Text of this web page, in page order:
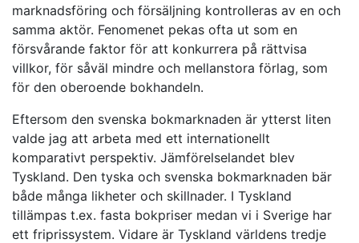
marknadsföring och försäljning kontrolleras av en och
samma aktör. Fenomenet pekas ofta ut som en
försvårande faktor för att konkurrera på rättvisa
villkor, för såväl mindre och mellanstora förlag, som
för den oberoende bokhandeln.
Eftersom den svenska bokmarknaden är ytterst liten
valde jag att arbeta med ett internationellt
komparativt perspektiv. Jämförelselandet blev
Tyskland. Den tyska och svenska bokmarknaden bär
både många likheter och skillnader. I Tyskland
tillämpas t.ex. fasta bokpriser medan vi i Sverige har
ett friprissystem. Vidare är Tyskland världens tredje